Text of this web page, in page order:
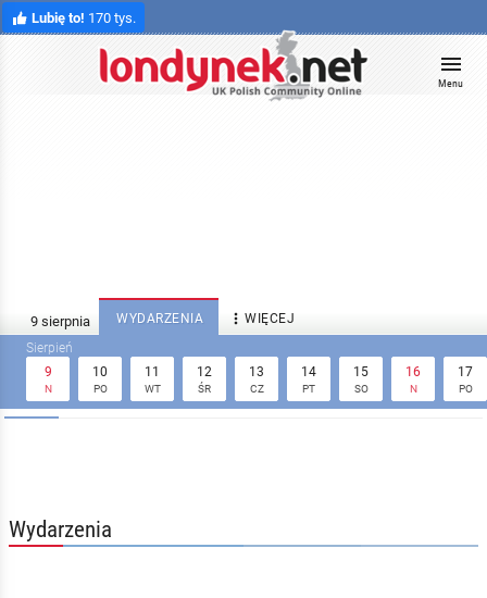
Lubię to! 170 tys.
Menu
WYDARZENIA  WIĘCEJ
9
N
10
PO
11
WT
12
ŚR
13
CZ
14
PT
15
SO
16
N
17
PO
Wydarzenia